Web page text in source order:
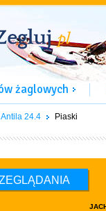
żaglowych
Antila 24.4 Piaski